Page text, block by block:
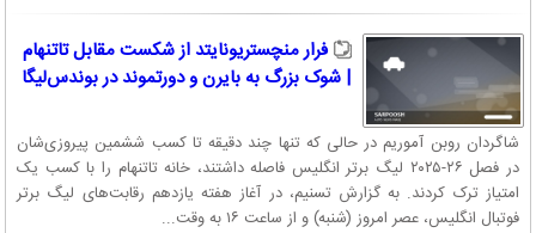
فرار منچستریونایتد از شکست مقابل تاتنهام
| شوک بزرگ به بایرن و دورتموند در بوندس‌لیگا
شاگردان روبن آموریم در حالی که تنها چند دقیقه تا کسب ششمین پیروزی‌شان
در فصل ۲۶-۲۰۲۵ لیگ برتر انگلیس فاصله داشتند، خانه تاتنهام را با کسب یک
امتیاز ترک کردند. به گزارش تسنیم، در آغاز هفته یازدهم رقابت‌های لیگ برتر
فوتبال انگلیس، عصر امروز (شنبه) و از ساعت ۱۶ به وقت...